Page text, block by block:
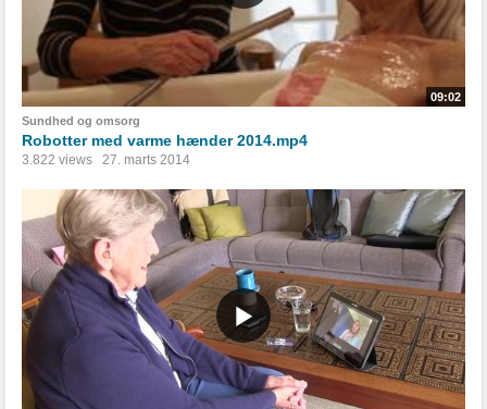
09:02
Sundhed og omsorg
Robotter med varme hænder 2014.mp4
3.822 views 27. marts 2014